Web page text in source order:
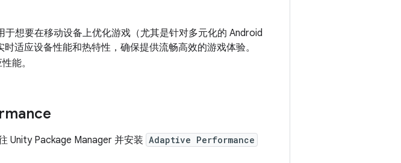
于想要在移动设备上优化游戏（尤其是针对多元化的 Android
适应设备性能和热特性，确保提供流畅高效的游戏体验。
能。
Unity Package Manager 并安装 Adaptive Performance